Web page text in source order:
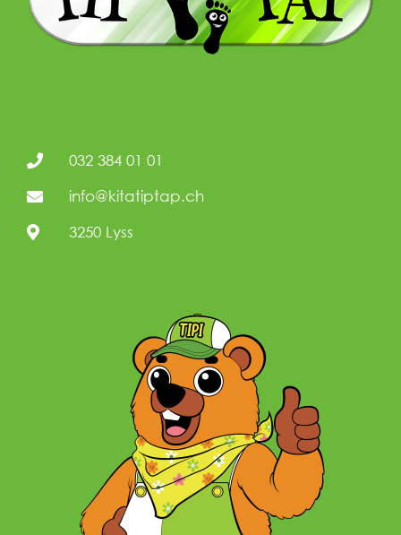
032 384 01 01
info@kitatiptap.ch
3250 Lyss